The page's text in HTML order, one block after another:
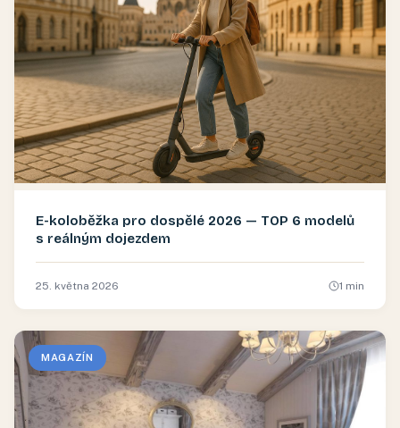
E-koloběžka pro dospělé 2026 — TOP 6 modelů
s reálným dojezdem
25. května 2026 1 min
MAGAZÍN